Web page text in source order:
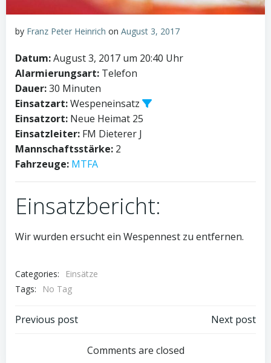
by Franz Peter Heinrich on August 3, 2017
Datum:August 3, 2017 um 20:40 Uhr
Alarmierungsart: Telefon
Dauer:30 Minuten
Einsatzart:Wespeneinsatz
Einsatzort: Neue Heimat 25
Einsatzleiter: FM Dieterer J
Mannschaftsstärke: 2
Fahrzeuge: MTFA
Einsatzbericht:
Wir wurden ersucht ein Wespennest zu entfernen.
Categories:
Einsätze
Tags:
No Tag
Post
navigation
Previous post
navigation
Next post
Comments are closed